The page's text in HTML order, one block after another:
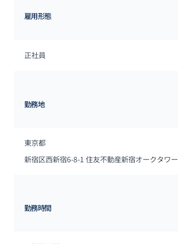
雇用形態
正社員
勤務地
東京都
新宿区西新宿6-8-1 住友不動産新宿オークタワー
勤務時間